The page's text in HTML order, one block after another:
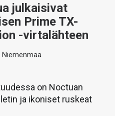
julkaisivat
Prime TX-
-virtalähteen
on Noctuan
ja ikoniset ruskeat